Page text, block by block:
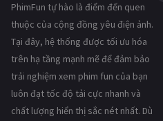
PhimFun tự hào là điểm đến quen
thuộc của cộng đồng yêu điện ảnh.
Tại đây, hệ thống được tối ưu hóa
trên hạ tầng mạnh mẽ để đảm bảo
trải nghiệm xem phim fun của bạn
luôn đạt tốc độ tải cực nhanh và
chất lượng hiển thị sắc nét nhất. Dù